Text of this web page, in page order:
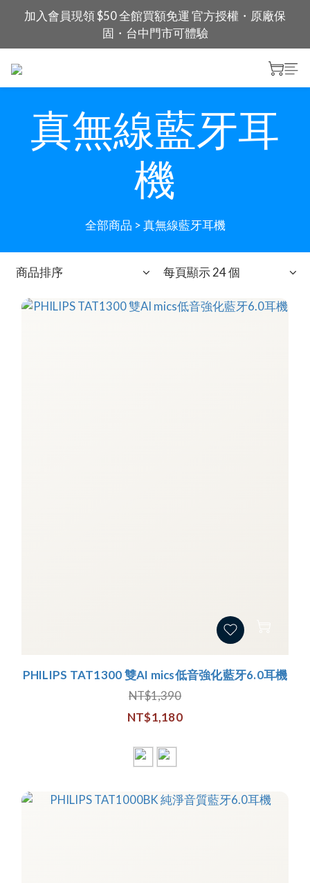
加入會員現領 $50 全館買額免運 官方授權・原廠保
固・台中門市可體驗
真無線藍牙耳
機
全部商品 >真無線藍牙耳機
商品排序 每頁顯示 24 個
PHILIPS TAT1300 雙AI mics低音強化藍牙6.0耳機
NT$1,390
NT$1,180